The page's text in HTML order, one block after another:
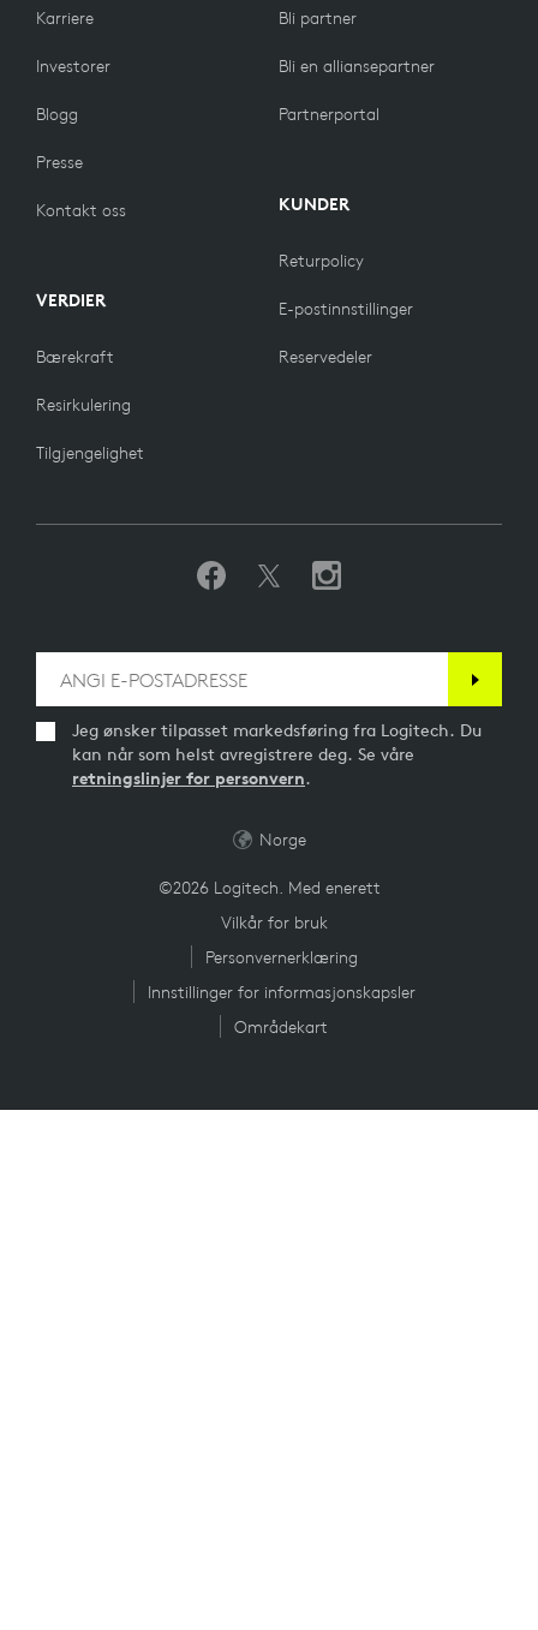
Karriere
Investorer
Blogg
Presse
Kontakt oss
VERDIER
Bærekraft
Resirkulering
Tilgjengelighet
Bli partner
Bli en alliansepartner
Partnerportal
KUNDER
Returpolicy
E-postinnstillinger
Reservedeler
Jeg ønsker tilpasset markedsføring fra Logitech. Du
kan når som helst avregistrere deg. Se våre
retningslinjer for personvern.
©2026 Logitech. Med enerett
Vilkår for bruk
Personvernerklæring
Innstillinger for informasjonskapsler
Områdekart
Norge